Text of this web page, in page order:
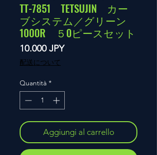
TT-7851 TETSUJIN カー
ブシステム／グリーン
1000R ５0ピースセット
10.000 JPYPrezzo
配送について
Quantità *
Aggiungi al carrello